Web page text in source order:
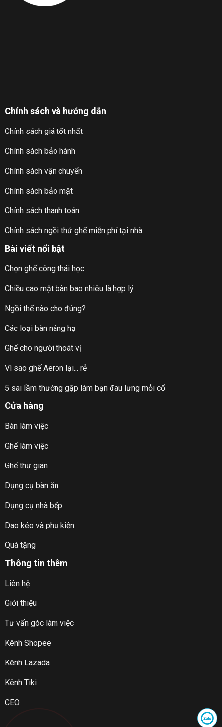
Chính sách và hướng dẫn
Chính sách giá tốt nhất
Chính sách bảo hành
Chính sách vận chuyển
Chính sách bảo mật
Chính sách thanh toán
Chính sách ngồi thử ghế miễn phí tại nhà
Bài viết nổi bật
Chọn ghế công thái học
Chiều cao mặt bàn bao nhiêu là hợp lý
Ngồi thế nào cho đúng?
Các loại bàn nâng hạ
Ghế cho người thoát vị
Vì sao ghế Aeron lại... rẻ
5 sai lầm thường gặp làm bạn đau lưng mỏi cổ
Cửa hàng
Bàn làm việc
Ghế làm việc
Ghế thư giãn
Dụng cụ bàn ăn
Dụng cụ nhà bếp
Dao kéo và phụ kiện
Quà tặng
Thông tin thêm
Liên hệ
Giới thiệu
Tư vấn góc làm việc
Kênh Shopee
Kênh Lazada
Kênh Tiki
CEO